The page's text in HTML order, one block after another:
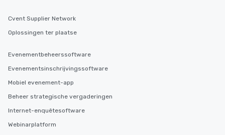
Cvent Supplier Network
Oplossingen ter plaatse
Evenementbeheerssoftware
Evenementsinschrijvingssoftware
Mobiel evenement-app
Beheer strategische vergaderingen
Internet-enquêtesoftware
Webinarplatform